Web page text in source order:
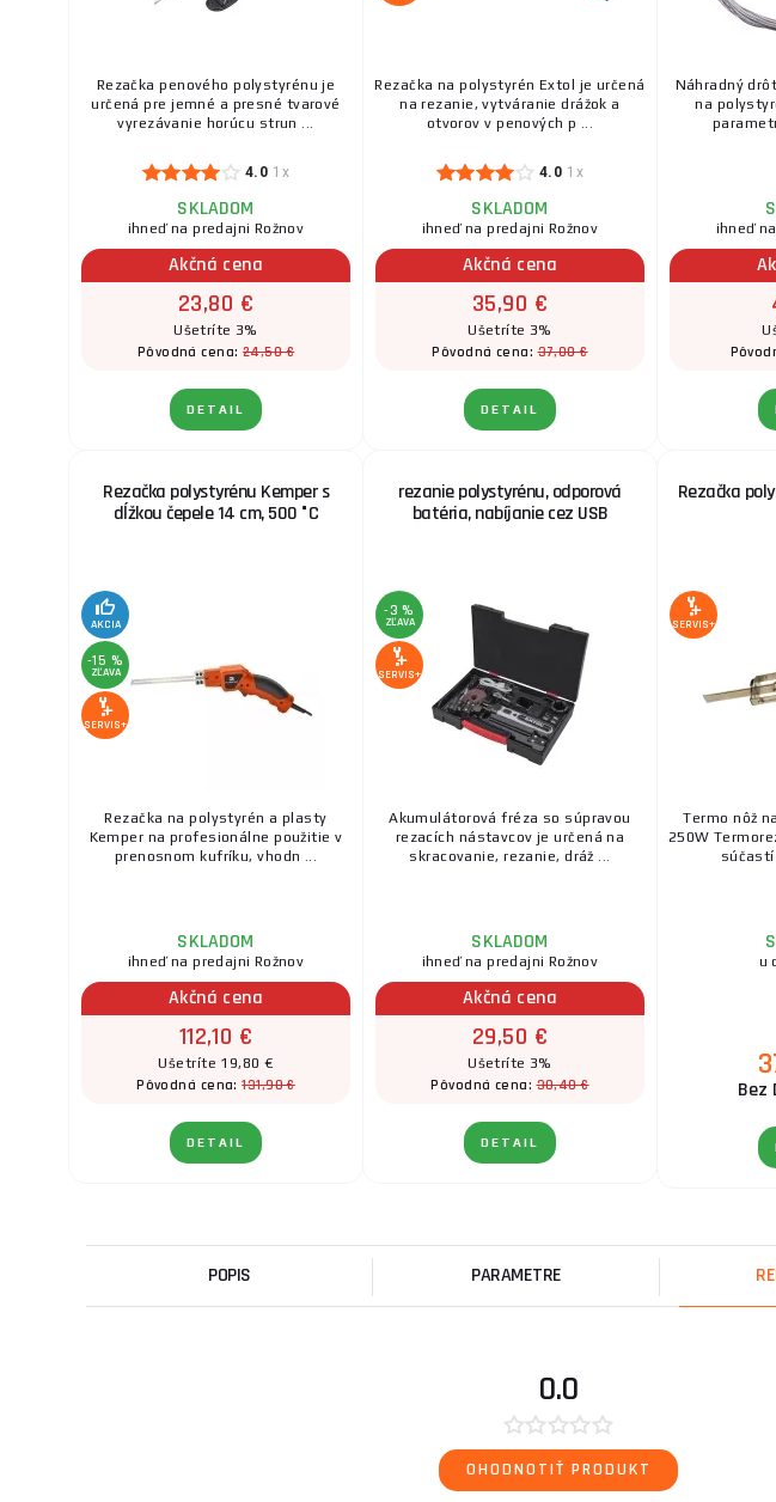
Rezačka penového polystyrénu je
určená pre jemné a presné tvarové
vyrezávanie horúcu strun ...
4.0 1x
SKLADOM
ihneď na predajni Rožnov
Akčná cena
23,80 €
Ušetríte 3%
Pôvodná cena:24,50 €
DETAIL
Rezačka na polystyrén Extol je určená
na rezanie, vytváranie drážok a
otvorov v penových p ...
4.0 1x
SKLADOM
ihneď na predajni Rožnov
Akčná cena
35,90 €
Ušetríte 3%
Pôvodná cena:37,00 €
DETAIL
Náhradný
na
ihneď
Rezačka polystyrénu Kemper s
dĺžkou čepele 14 cm, 500 °C
AKCIA
-15 %
ZĽAVA
SERVIS+
Rezačka na polystyrén a plasty
Kemper na profesionálne použitie v
prenosnom kufríku, vhodn ...
SKLADOM
ihneď na predajni Rožnov
Akčná cena
112,10 €
Ušetríte 19,80 €
Pôvodná cena:131,90 €
DETAIL
rezanie polystyrénu, odporová
batéria, nabíjanie cez USB
-3 %
ZĽAVA
SERVIS+
Akumulátorová fréza so súpravou
rezacích nástavcov je určená na
skracovanie, rezanie, dráž ...
SKLADOM
ihneď na predajni Rožnov
Akčná cena
29,50 €
Ušetríte 3%
Pôvodná cena:30,40 €
DETAIL
Rezačka
SERVIS+
Termo nôž
250W
súčastí
u
Bez
POPIS PARAMETRE
0.0
OHODNOTIŤ PRODUKT